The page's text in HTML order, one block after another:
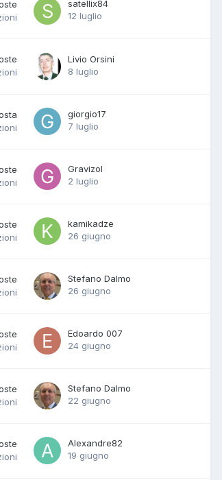
satellix84
12 luglio
Livio Orsini
8 luglio
giorgio17
7 luglio
Gravizol
2 luglio
kamikadze
26 giugno
Stefano Dalmo
26 giugno
Edoardo 007
24 giugno
Stefano Dalmo
22 giugno
Alexandre82
19 giugno